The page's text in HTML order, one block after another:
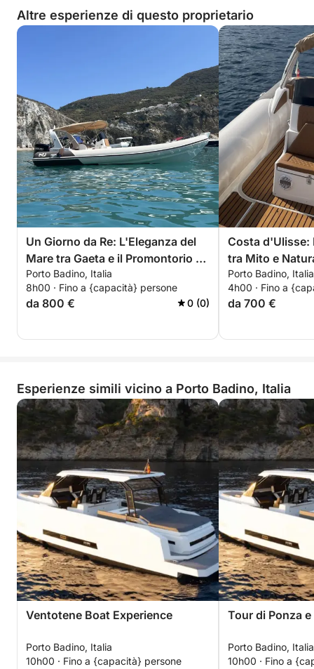
Altre esperienze di questo proprietario
Un Giorno da Re: L'Eleganza del
Mare tra Gaeta e il Promontorio di
Sabaudia
Porto Badino, Italia
8h00 · Fino a {capacità} persone
da 800 € 0 (0)
Costa d'Ulisse:
tra Mito e
Porto Badino, Italia
4h00 · Fino a
da 700 €
Esperienze simili vicino a Porto Badino, Italia
Ventotene Boat Experience
Porto Badino, Italia
10h00 · Fino a {capacità} persone
Tour di Ponza
Porto Badino, Italia
10h00 · Fino a